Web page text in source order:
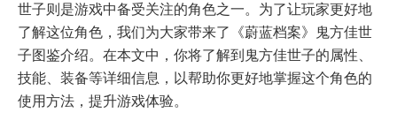
世子则是游戏中备受关注的角色之一。为了让玩家更好地
了解这位角色，我们为大家带来了《蔚蓝档案》鬼方佳世
子图鉴介绍。在本文中，你将了解到鬼方佳世子的属性、
技能、装备等详细信息，以帮助你更好地掌握这个角色的
使用方法，提升游戏体验。